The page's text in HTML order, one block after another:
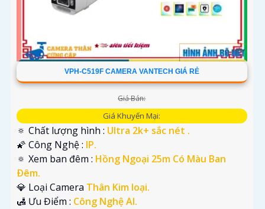
VPH-C519F CAMERA VANTECH GIÁ RẺ
Giá Bán:
Giá Khuyến Mại:
🔅 Chất lượng hình : Ultra 2k+ sắc nét .
🌠 Công Nghệ : IP.
🔅 Xem ban đêm : Hồng Ngoại 25m Có Màu Ban
Ðêm.
💎 Loại Camera Thân Kim loại.
️🛃 Ưu Điểm : Công Nghệ AI.